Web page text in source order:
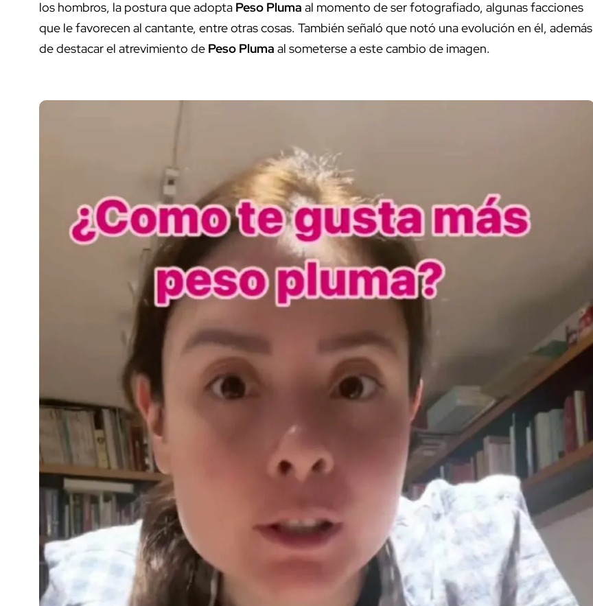
los hombros, la postura que adopta Peso Pluma al momento de ser fotografiado, algunas facciones
que le favorecen al cantante, entre otras cosas. También señaló que notó una evolución en él, además
de destacar el atrevimiento de Peso Pluma al someterse a este cambio de imagen.